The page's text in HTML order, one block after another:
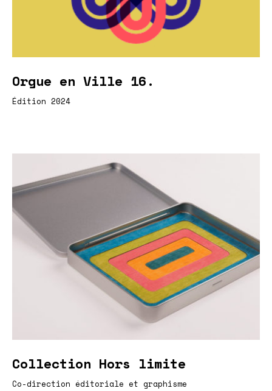
Orgue en Ville 16.
Édition 2024
Collection Hors limite
Co-direction éditoriale et graphisme